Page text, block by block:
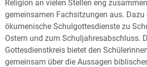
Religion an vielen Stellen eng
gemeinsamen Fachsitzungen aus.
ökumenische Schulgottesdienste zu
Ostern und zum Schuljahresabschluss.
Gottesdienstkreis bietet den
gemeinsam über die Aussagen